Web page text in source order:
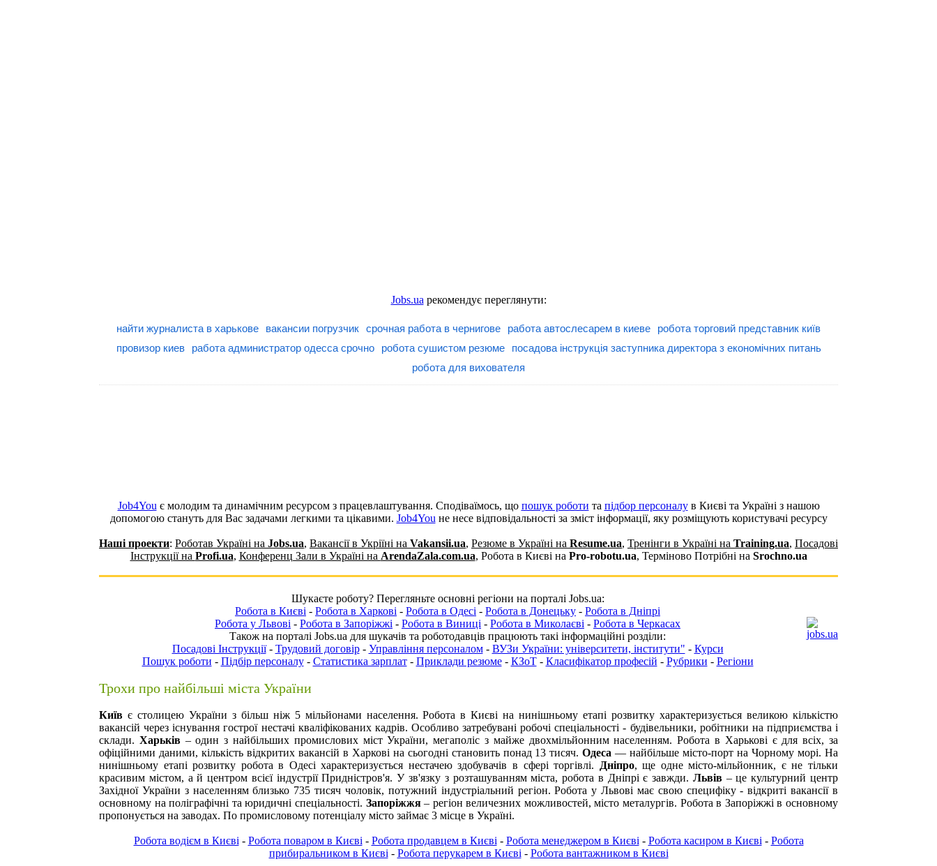
Jobs.ua рекомендує переглянути:
найти журналиста в харькове вакансии погрузчик срочная работа в чернигове работа автослесарем в киеве
робота торговий представник київ
провизор киев
работа администратор одесса срочно робота сушистом резюме
посадова інструкція заступника директора з економічних питань
робота для вихователя
Job4You є молодим та динамічним ресурсом з працевлаштування. Сподіваїмось, що пошук роботи та підбор персоналув Києві та Україні з нашою
допомогою стануть для Вас задачами легкими та цікавими. Job4You не несе відповідальності за зміст інформації, яку розміщують користувачі ресурсу
Наші проекти: Роботав Україні на Jobs.ua, Вакансії в Укріїні на Vakansii.ua, Резюме в Україні на Resume.ua, Тренінги в Україні на Training.ua, Посадові
Інструкції на Profi.ua, Конференц Зали в Україні на ArendaZala.com.ua, Робота в Києві на Pro-robotu.ua, Терміново Потрібні на Srochno.ua
Шукаєте роботу? Перегляньте основні регіони на порталі Jobs.ua:
Робота в Києві - Робота в Харкові - Робота в Одесі - Робота в Донецьку - Робота в Дніпрі
Робота у Львові - Робота в Запоріжжі - Робота в Виниці - Робота в Миколаєві - Робота в Черкасах
Також на порталі Jobs.ua для шукачів та роботодавців працюють такі інформаційні розділи:
Посадові Інструкції- Трудовий договір- Управління персоналом- ВУЗи України: університети, інститути" - Курси
Пошук роботи - Підбір персоналу- Статистика зарплат- Приклади резюме- КЗоТ- Класифікатор професій - Рубрики - Регіони
Трохи про найбільші міста України
Київ є столицею України з більш ніж 5 мільйонами населення.Робота в Києві на нинішньому етапі розвитку характеризується великою кількістю
вакансій через існування гострої нестачі кваліфікованих кадрів. Особливо затребувані робочі спеціальності - будівельники, робітники на підприємства і
склади. Харьків– один з найбільших промислових міст України, мегаполіс з майже двохмільйонним населенням.Робота в Харькові є для всіх, за
офіційними даними, кількість відкритих вакансій в Харкові на сьогодні становить понад 13 тисяч.Одеса — найбільше місто-порт на Чорному морі. На
нинішньому етапі розвитку робота в Одесі характеризується нестачею здобувачів в сфері торгівлі. Дніпро, ще одне місто-мільйонник, є не тільки
красивим містом, а й центром всієї індустрії Придністров'я. У зв'язку з розташуванням міста,робота в Дніпрі є завжди. Львів– це культурний центр
Західної України з населенням близько 735 тисяч чоловік, потужний індустріальний регіон.Робота у Львові має свою специфіку - відкриті вакансії в
основному на поліграфічні та юридичні спеціальності. Запоріжжя– регіон величезних можливостей, місто металургів. Робота в Запоріжжі в основному
пропонується на заводах. По промисловому потенціалу місто займає 3 місце в Україні.
Робота водієм в Києві - Робота поваром в Києві - Робота продавцем в Києві - Робота менеджером в Києві - Робота касиром в Києві - Робота
прибиральником в Києві - Робота перукарем в Києві - Робота вантажником в Києві